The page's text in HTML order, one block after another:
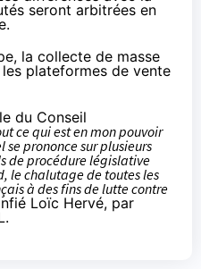
seront arbitrées en
la collecte de masse
plateformes de vente
du Conseil
ce qui est en mon pouvoir
prononce sur plusieurs
de procédure législative
le chalutage de toutes les
à des fins de lutte contre
Loïc Hervé, par